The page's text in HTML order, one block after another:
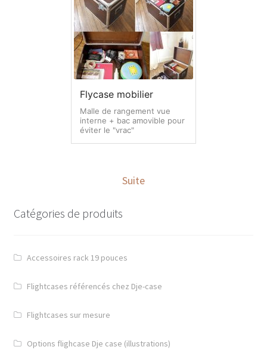
Flycase mobilier
Malle de rangement vue
interne + bac amovible pour
éviter le "vrac"
Suite
Catégories de produits
Accessoires rack 19 pouces
Flightcases référencés chez Dje-case
Flightcases sur mesure
Options flighcase Dje case (illustrations)